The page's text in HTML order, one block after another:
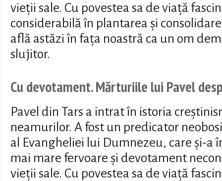
vieții sale. Cu povestea sa de viață
considerabilă în plantarea și
află astăzi în fața noastră ca un om
slujitor.
Cu devotament. Mărturiile lui Pavel
Pavel din Tars a intrat în istoria
neamurilor. A fost un predicator
al Evangheliei lui Dumnezeu, care și-a
mai mare fervoare și devotament
vieții sale. Cu povestea sa de viață